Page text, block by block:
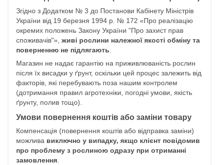
Згідно з Додатком № 3 до Постанови Кабінету Міністрів
України від 19 березня 1994 р. № 172 «Про реалізацію
окремих положень Закону України "Про захист прав
споживачів"», живі рослини належної якості обміну та
поверненню не підлягають
Магазин не надає гарантію на приживлюваність рослин
після їх висадки у ґрунт, оскільки цей процес залежить від
факторів, які перебувають поза нашим контролем
(дотримання правил агротехніки, погодні умови, якість
ґрунту, полив тощо).
Умови повернення коштів або заміни товару
Компенсація (повернення коштів або відправка заміни)
можлива виключно у випадку, якщо клієнт повідомив
про проблему з рослиною одразу при отриманні
замовлення.